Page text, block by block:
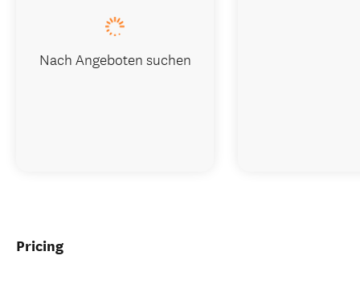
Pricing
Nach Angeboten suchen